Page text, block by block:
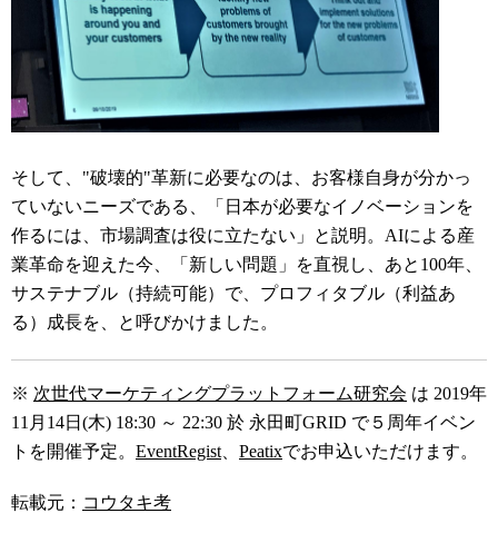
そして、"破壊的"革新に必要なのは、お客様自身が分かっ
ていないニーズである、「日本が必要なイノベーションを
作るには、市場調査は役に立たない」と説明。 AIによる産
業革命を迎えた今、「新しい問題」を直視し、あと 100年、
サステナブル（持続可能）で、プロフィタブル（利益あ
る）成長を、と呼びかけました。
※ 次世代マーケティングプラットフォーム研究会 は 2019年
11月14日(木) 18:30 ～ 22:30 於 永田町GRID で５周年イベン
トを開催予定。 EventRegist Peatixでお申込いただけます。
転載元： コウタキ考